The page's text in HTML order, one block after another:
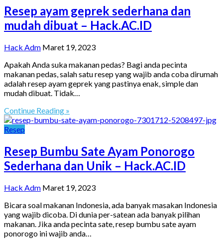
Resep ayam geprek sederhana dan
mudah dibuat – Hack.AC.ID
Hack Adm Maret 19, 2023
Apakah Anda suka makanan pedas? Bagi anda pecinta
makanan pedas, salah satu resep yang wajib anda coba dirumah
adalah resep ayam geprek yang pastinya enak, simple dan
mudah dibuat. Tidak…
Continue Reading »
Resep
Resep Bumbu Sate Ayam Ponorogo
Sederhana dan Unik – Hack.AC.ID
Hack Adm Maret 19, 2023
Bicara soal makanan Indonesia, ada banyak masakan Indonesia
yang wajib dicoba. Di dunia per-satean ada banyak pilihan
makanan. Jika anda pecinta sate, resep bumbu sate ayam
ponorogo ini wajib anda…